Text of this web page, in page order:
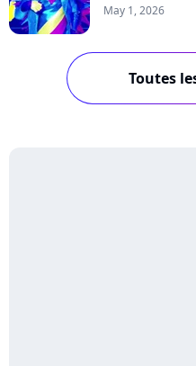
May 1, 2026
Toutes